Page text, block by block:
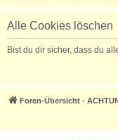
Alle Cookies löschen
Bist du dir sicher, dass du
Foren-Übersicht -